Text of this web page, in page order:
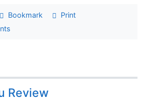
Bookmark
Print
Review